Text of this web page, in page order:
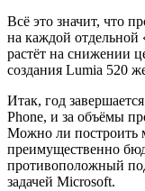
Всё это значит, что
на каждой отдельной
растёт на снижении
создания Lumia 520
Итак, год
Phone, и за объёмы
Можно ли построить
преимущественно
противоположный
задачей Microsoft.